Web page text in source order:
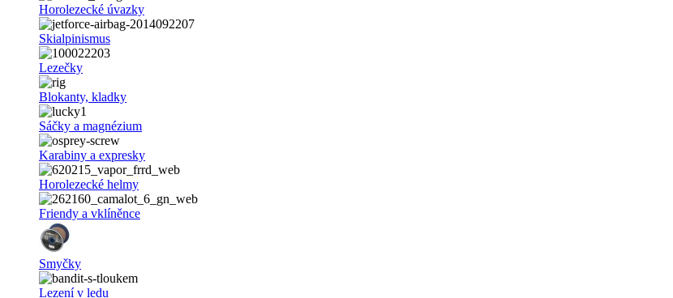
Horolezecké úvazky
Skialpinismus
Lezečky
Blokanty, kladky
Sáčky a magnézium
Karabiny a expresky
Horolezecké helmy
Friendy a vklíněnce
Smyčky
Lezení v ledu